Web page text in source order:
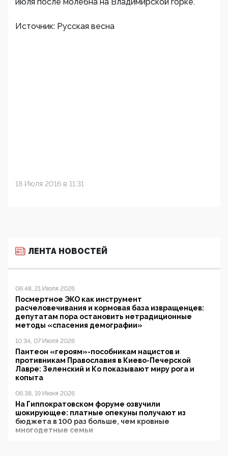
Источник: Русская весна
18 Июля 2016 в 11:31
ЛЕНТА НОВОСТЕЙ
06:48, 21 Июля 2026
Посмертное ЭКО как инструмент
расчеловечивания и кормовая база извращенцев:
депутатам пора остановить нетрадиционные
методы «спасения демографии»
10:34, 07 Июля 2026
Пантеон «героям»-пособникам нацистов и
противникам Православия в Киево-Печерской
Лавре: Зеленский и Ко показывают миру рога и
копыта
06:38, 19 Июня 2026
На Гиппократовском форуме озвучили
шокирующее: платные опекуны получают из
бюджета в 100 раз больше, чем кровные
многодетные семьи